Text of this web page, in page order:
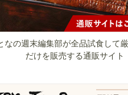
なの週末編集部が全品試食して
だけを販売する通販サイト